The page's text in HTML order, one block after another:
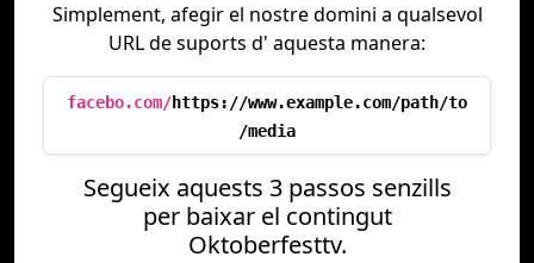
Simplement, afegir el nostre domini a qualsevol
URL de suports d' aquesta manera:
facebo.com/https://www.example.com/path/to
/media
Segueix aquests 3 passos senzills
per baixar el contingut
Oktoberfesttv.